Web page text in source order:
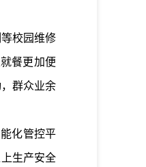
校园维修
餐更加便
群众业余
化管控平
生产安全